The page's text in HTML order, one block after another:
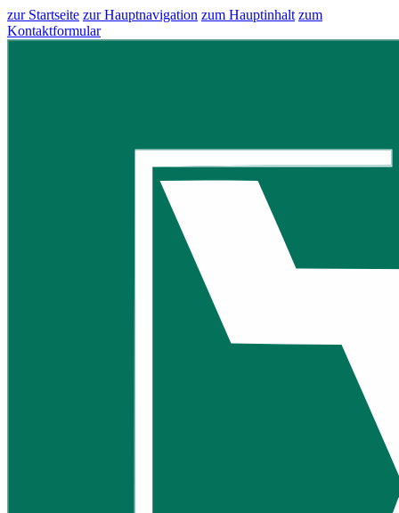
zur Startseite zur Hauptnavigation zum Hauptinhalt zum
Kontaktformular